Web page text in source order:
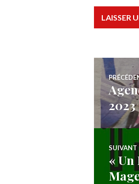
deArticle
2023
SUIVANT
Article
« Un